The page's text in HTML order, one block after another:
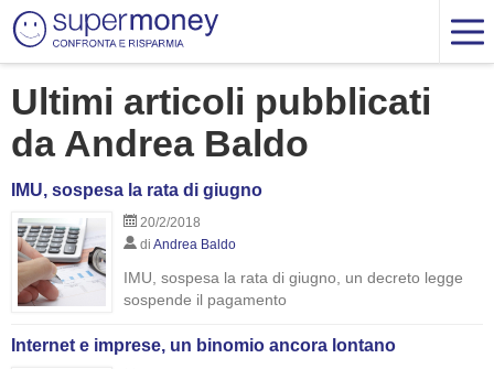
Ultimi articoli pubblicati
da Andrea Baldo
IMU, sospesa la rata di giugno
20/2/2018
di Andrea Baldo
IMU, sospesa la rata di giugno, un decreto legge
sospende il pagamento
Internet e imprese, un binomio ancora lontano